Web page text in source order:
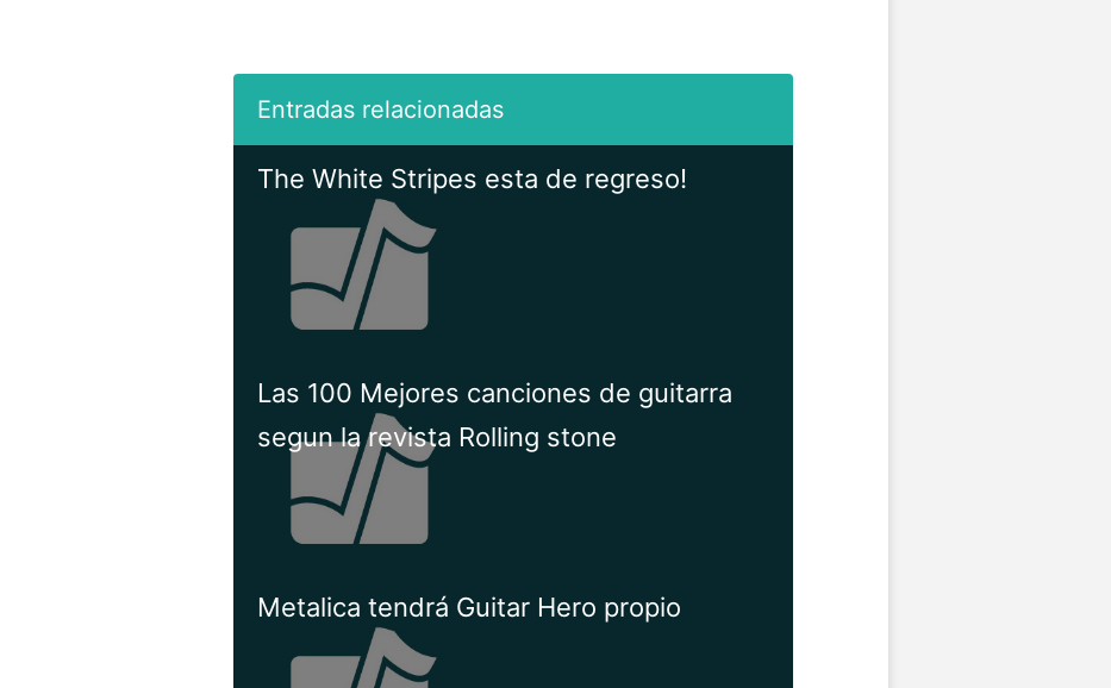
The White Stripes esta de regreso!
Las 100 Mejores canciones de guitarra
segun la revista Rolling stone
Metalica tendrá Guitar Hero propio